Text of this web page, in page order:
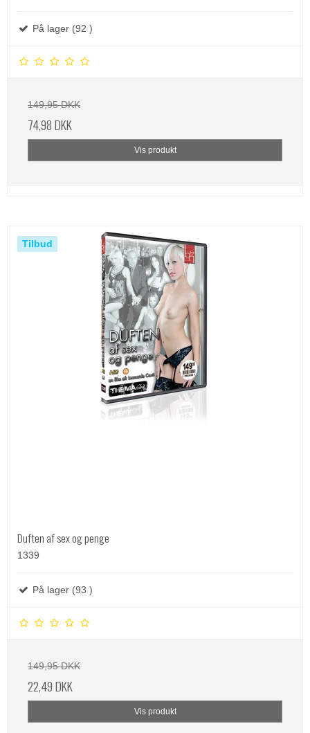
På lager (92 )
149,95 DKK
74,98 DKK
Vis produkt
Tilbud
Duften af sex og penge
1339
På lager (93 )
149,95 DKK
22,49 DKK
Vis produkt